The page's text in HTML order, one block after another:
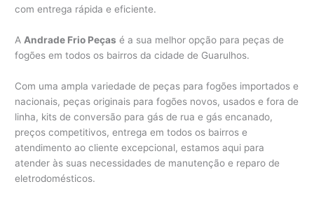
com entrega rápida e eficiente.
A Andrade Frio Peças é a sua melhor opção para peças de
fogões em todos os bairros da cidade de Guarulhos.
Com uma ampla variedade de peças para fogões importados e
nacionais, peças originais para fogões novos, usados e fora de
linha, kits de conversão para gás de rua e gás encanado,
preços competitivos, entrega em todos os bairros e
atendimento ao cliente excepcional, estamos aqui para
atender às suas necessidades de manutenção e reparo de
eletrodomésticos.